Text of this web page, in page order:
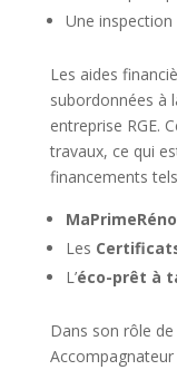
Une
Les aides
subordonnées à
entreprise RGE.
travaux, ce qui
financements
Les
L’éco-prêt à
Dans son rôle
Accompagnateur